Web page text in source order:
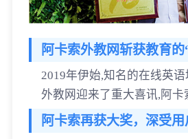
阿卡索外教网斩获教育
2019年伊始,知名的在线英
外教网迎来了重大喜讯,阿卡
阿卡索再获大奖，深受